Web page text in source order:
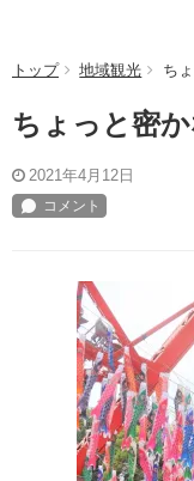
トップ 地域観光 ち
ちょっと密か
2021年4月12日